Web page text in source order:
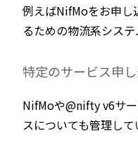
例えばNifMoをお申し
るための物流系システ
特定のサービス申
NifMoや@nifty v6サ
スについても管理して